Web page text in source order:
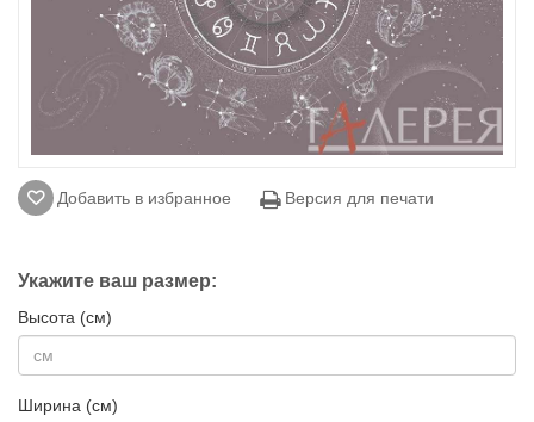
Добавить в избранное Версия для печати
Укажите ваш размер:
Высота (см)
Ширина (см)